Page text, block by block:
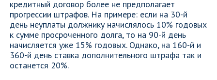
кредитный договор более не предполагает
прогрессии штрафов. На примере: если на 30-й
день неуплаты должнику начислялось 10% годовых
к сумме просроченного долга, то на 90-й день
начисляется уже 15% годовых. Однако, на 160-й и
360-й день ставка дополнительного штрафа так и
останется 20%.